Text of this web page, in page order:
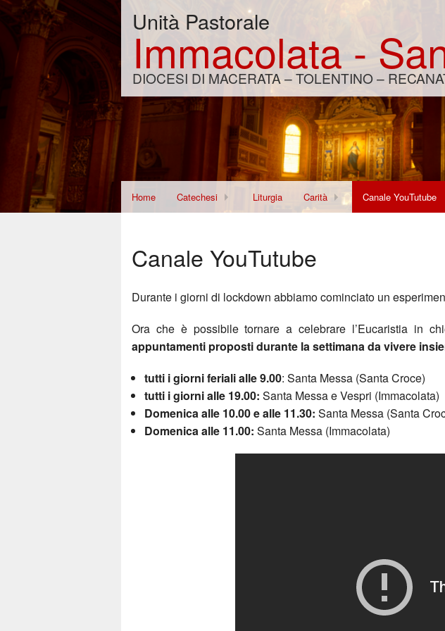
Unità Pastorale
Immacolata -
DIOCESI DI MACERATA – TOLENTINO –
Home Catechesi Liturgia Carità
Rete Viva
Wolisso
Canale YouTutube
Canale YouTutube
Durante i giorni di lockdown abbiamo cominciato un
Ora che è possibile tornare a celebrare l’Eucaristia in
appuntamenti proposti durante la settimana da vivere
tutti i giorni feriali alle 9.00: Santa Messa (Santa Croce)
tutti i giorni alle 19.00: Santa Messa e Vespri (Immacolata)
Domenica alle 10.00 e alle 11.30: Santa Messa (Santa
Domenica alle 11.00: Santa Messa (Immacolata)